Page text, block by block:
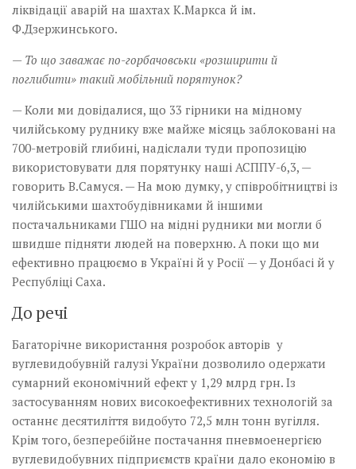
ліквідації аварій на шахтах К.Маркса й ім.
Ф.Дзержинського.
— То що заважає по-горбачовськи «розширити й
поглибити» такий мобільний порятунок?
— Коли ми довідалися, що 33 гірники на мідному
чилійському руднику вже майже місяць заблоковані на
700-метровій глибині, надіслали туди пропозицію
використовувати для порятунку наші АСППУ-6,3, —
говорить В.Самуся. — На мою думку, у співробітництві із
чилійськими шахтобудівниками й іншими
постачальниками ГШО на мідні рудники ми могли б
швидше підняти людей на поверхню. А поки що ми
ефективно працюємо в Україні й у Росії — у Донбасі й у
Республіці Саха.
До речі
Багаторічне використання розробок авторів у
вуглевидобувній галузі України дозволило одержати
сумарний економічний ефект у 1,29 млрд грн. Із
застосуванням нових високоефективних технологій за
останнє десятиліття видобуто 72,5 млн тонн вугілля.
Крім того, безперебійне постачання пневмоенергією
вуглевидобувних підприємств країни дало економію в